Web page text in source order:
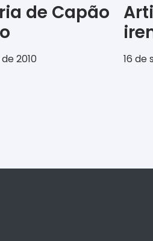
de Capão
2010 16 de